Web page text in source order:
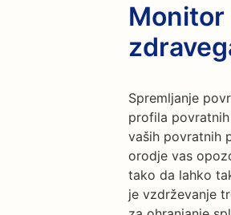
Monitor
Spremljanje
profila
vaših povratnih
orodje vas
tako da lahko
je vzdrževanje